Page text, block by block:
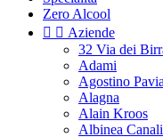
Zero Alcool
  Aziende
32 Via dei
Adami
Agostino
Alagna
Alain Kroos
Albinea Canali